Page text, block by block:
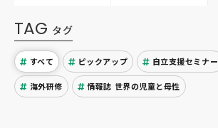
TAG タグ
すべて ピックアップ 自立支援セミナー
海外研修 情報誌 世界の児童と母性